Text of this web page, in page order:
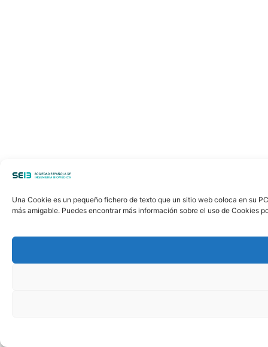
Una Cookie es un pequeño fichero de texto que un sitio web coloca en su
más amigable. Puedes encontrar más información sobre el uso de Cookies